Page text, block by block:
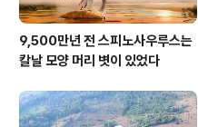
9,500만년 전 스피노사우루스는
칼날 모양 머리 볏이 있었다